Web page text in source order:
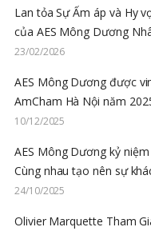
Lan tỏa Sự Ấm áp và Hy
của AES Mông Dương
23/02/2026
AES Mông Dương được
AmCham Hà Nội năm
10/12/2025
AES Mông Dương kỷ
Cùng nhau tạo nên sự
24/10/2025
Olivier Marquette Tham